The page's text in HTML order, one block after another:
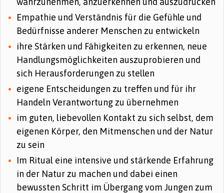
Empathie und Verständnis für die Gefühle und
Bedürfnisse anderer Menschen zu entwickeln
ihre Stärken und Fähigkeiten zu erkennen, neue
Handlungsmöglichkeiten auszuprobieren und
sich Herausforderungen zu stellen
eigene Entscheidungen zu treffen und für ihr
Handeln Verantwortung zu übernehmen
im guten, liebevollen Kontakt zu sich selbst, dem
eigenen Körper, den Mitmenschen und der Natur
zu sein
Im Ritual eine intensive und stärkende Erfahrung
in der Natur zu machen und dabei einen
bewussten Schritt im Übergang vom Jungen zum